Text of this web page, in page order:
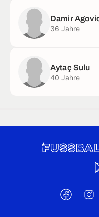
Damir
36 Jahre
Aytaç Sulu
40 Jahre